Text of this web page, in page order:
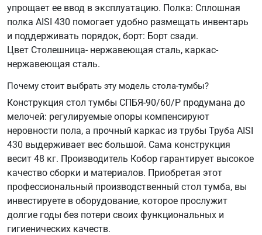
упрощает ее ввод в эксплуатацию. Полка: Сплошная
полка AISI 430 помогает удобно размещать инвентарь
и поддерживать порядок, борт: Борт сзади.
Цвет Столешница- нержавеющая сталь, каркас-
нержавеющая сталь.
Почему стоит выбрать эту модель стола-тумбы?
Конструкция стол тумбы СПБЯ-90/60/Р продумана до
мелочей: регулируемые опоры компенсируют
неровности пола, а прочный каркас из трубы Труба AISI
430 выдерживает вес большой. Сама конструкция
весит 48 кг. Производитель Кобор гарантирует высокое
качество сборки и материалов. Приобретая этот
профессиональный производственный стол тумба, вы
инвестируете в оборудование, которое прослужит
долгие годы без потери своих функциональных и
гигиенических качеств.